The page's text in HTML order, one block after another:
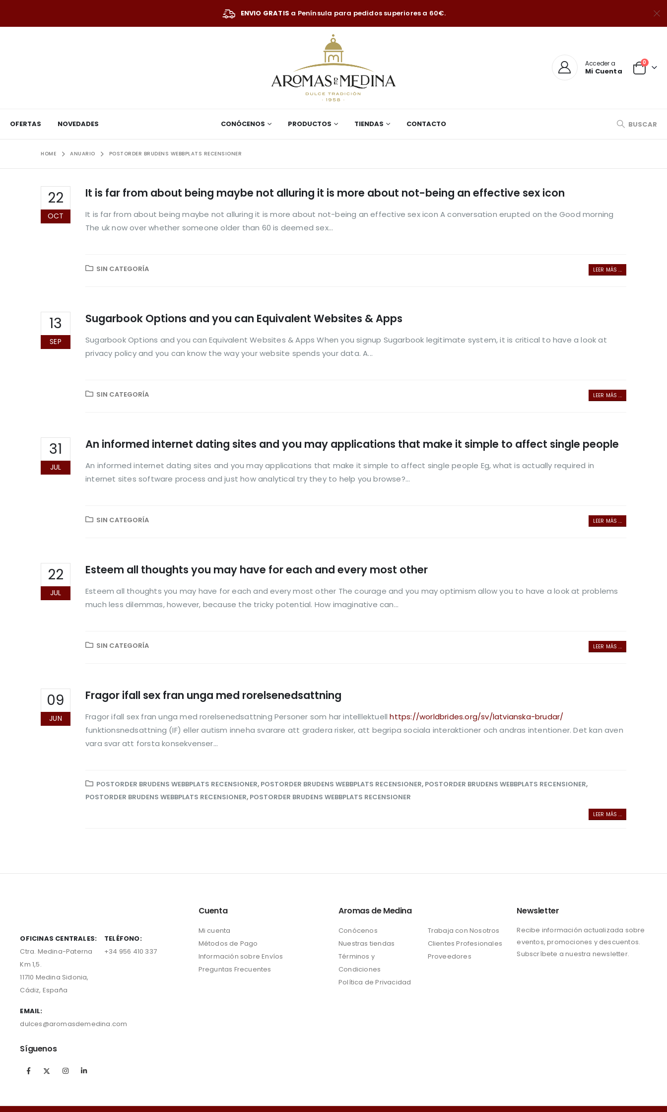
ENVIO GRATIS a Península para pedidos superiores a 60€.
Acceder a
Mi Cuenta
0
OFERTAS NOVEDADES CONÓCENOS PRODUCTOS TIENDAS CONTACTO BUSCAR
HOME ANUARIO POSTORDER BRUDENS WEBBPLATS RECENSIONER
22
OCT
It is far from about being maybe not alluring it is more about not-being an effective sex icon
It is far from about being maybe not alluring it is more about not-being an effective sex icon A conversation erupted on the Good morning
The uk now over whether someone older than 60 is deemed sex...
SIN CATEGORÍA LEER MÁS ...
13
SEP
Sugarbook Options and you can Equivalent Websites & Apps
Sugarbook Options and you can Equivalent Websites & Apps When you signup Sugarbook legitimate system, it is critical to have a look at
privacy policy and you can know the way your website spends your data. A...
SIN CATEGORÍA LEER MÁS ...
31
JUL
An informed internet dating sites and you may applications that make it simple to affect single people
An informed internet dating sites and you may applications that make it simple to affect single people Eg, what is actually required in
internet sites software process and just how analytical try they to help you browse?...
SIN CATEGORÍA LEER MÁS ...
22
JUL
Esteem all thoughts you may have for each and every most other
Esteem all thoughts you may have for each and every most other The courage and you may optimism allow you to have a look at problems
much less dilemmas, however, because the tricky potential. How imaginative can...
SIN CATEGORÍA LEER MÁS ...
09
JUN
Fragor ifall sex fran unga med rorelsenedsattning
Fragor ifall sex fran unga med rorelsenedsattning Personer som har intelllektuellhttps://worldbrides.org/sv/latvianska-brudar/
funktionsnedsattning (IF) eller autism inneha svarare att gradera risker, att begripa sociala interaktioner och andras intentioner. Det kan aven
vara svar att forsta konsekvenser...
POSTORDER BRUDENS WEBBPLATS RECENSIONER, POSTORDER BRUDENS WEBBPLATS RECENSIONER, POSTORDER BRUDENS WEBBPLATS RECENSIONER,
POSTORDER BRUDENS WEBBPLATS RECENSIONER, POSTORDER BRUDENS WEBBPLATS RECENSIONER
LEER MÁS ...
OFICINAS CENTRALES:
Ctra. Medina-Paterna
Km 1,5.
11710 Medina Sidonia,
Cádiz, España
TELÉFONO:
+34 956 410 337
EMAIL:
dulces@aromasdemedina.com
Síguenos
Cuenta
Mi cuenta
Métodos de Pago
Información sobre Envíos
Preguntas Frecuentes
Aromas de Medina
Conócenos
Nuestras tiendas
Términos y
Condiciones
Política de Privacidad
Trabaja con Nosotros
Clientes Profesionales
Proveedores
Newsletter
Recibe información actualizada sobre
eventos, promociones y descuentos.
Subscríbete a nuestra newsletter.